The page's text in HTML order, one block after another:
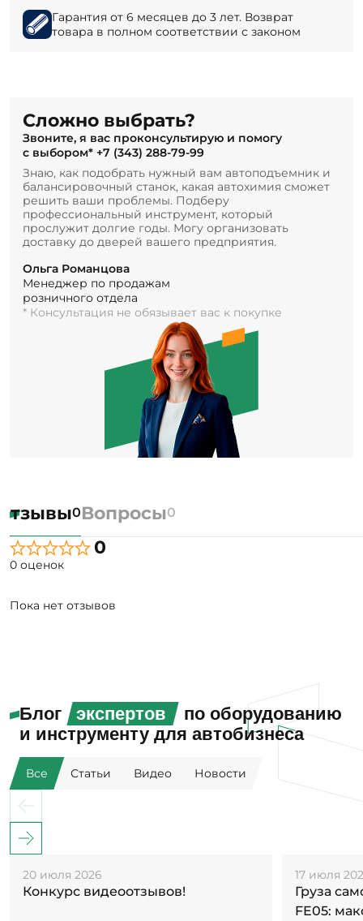
Гарантия от 6 месяцев до 3 лет. Возврат
товара в полном соответствии с законом
Сложно выбрать?
Звоните, я вас проконсультирую и помогу
с выбором* +7 (343) 288-79-99
Знаю, как подобрать нужный вам автоподъемник и
балансировочный станок, какая автохимия сможет
решить ваши проблемы. Подберу
профессиональный инструмент, который
прослужит долгие годы. Могу организовать
доставку до дверей вашего предприятия.
Ольга Романцова
Менеджер по продажам
розничного отдела
* Консультация не обязывает вас к покупке
0Вопросы0
0
0 оценок
Пока нет отзывов
Блог экспертов
по оборудованию
и инструменту для автобизнеса
Все Статьи Видео Новости
20 июля 2026
Конкурс видеоотзывов!
17 июля
Груза
FE05: